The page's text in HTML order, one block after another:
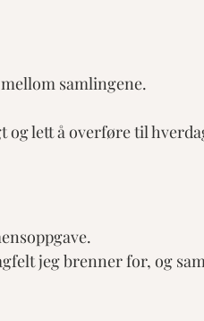
samlingene.
og lett å overføre til
jeg brenner for, og